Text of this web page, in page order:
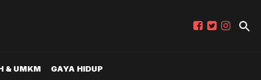
& UMKM GAYA HIDUP